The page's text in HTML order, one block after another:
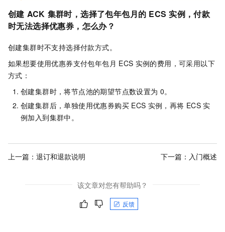
创建 ACK 集群时，选择了包年包月的 ECS 实例，付款
时无法选择优惠券，怎么办？
创建集群时不支持选择付款方式。
如果想要使用优惠券支付包年包月 ECS 实例的费用，可采用以下
方式：
创建集群时，将节点池的期望节点数设置为 0。
创建集群后，单独使用优惠券购买 ECS 实例，再将 ECS 实
例加入到集群中。
上一篇： 退订和退款说明 下一篇： 入门概述
该文章对您有帮助吗？
反馈